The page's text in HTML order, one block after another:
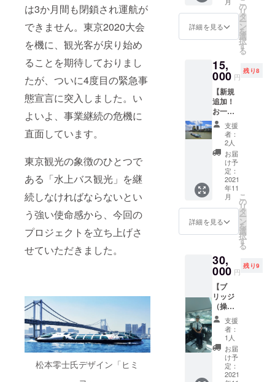
は3か月間も閉鎖され運航が
できません。東京2020大会
を機に、観光客が戻り始め
ることを期待しておりまし
たが、ついに4度目の緊急事
態宣言に突入しました。い
よいよ、事業継続の危機に
直面しています。
東京観光の象徴のひとつで
ある「水上バス観光」を継
続しなければならないとい
う強い使命感から、今回の
プロジェクトを立ち上げさ
せていただきました。
松本零士氏デザイン「ヒミ
ご覧い
ただけ
ます。
なって
いる文
具セッ
トで
す。 ※
お礼の
メール
もお送
りいた
します
ので、
メール
アドレ
スのご
登録を
いたし
ます。
な「ヒ
ミコ」
のフィ
ギュア
になり
デザイ
ンは漫
画・ア
ニメ界
の巨
匠・松
本零士
氏。
「ティ
アド
ロップ
（涙
滴）」
をイ
メー
ジ・コ
ンセプ
乗って
みたい
と思っ
てくれ
る船」
とし
て、デ
ザイン
を手が
けられ
まし
た。 浅
草地区
詳細を見る
の
リ
タ
ー
ン
を
選
択
す
る
15,
000 円
残り8
【新規
追加！
お一人
様向け
プラ
ン！ブ
リッジ
（操舵
室）に
て記念
写真撮
影】 通
常は立
ち入り
禁止の
ブリッ
舵室）
を今
回、特
別にご
案内致
しま
す。実
際に乗
務員が
着用し
ている
制服の
貸し出
支援
者：
2人
お届
け予
定：
2021
年11
月
詳細を見る
こ
の
リ
タ
ー
ン
を
選
択
す
る
30,
000 円
残り9
【ブ
リッジ
（操舵
室）に
て記念
写真撮
影】 実
際に乗
務員が
着用し
支援
者：
1人
お届
け予
定：
2021